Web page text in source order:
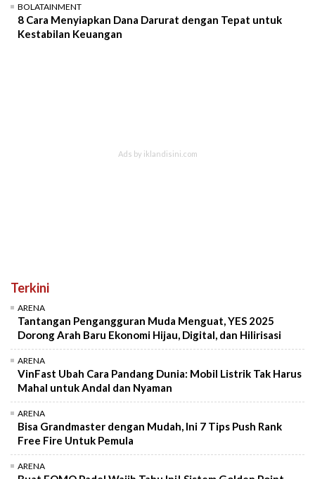
BOLATAINMENT
8 Cara Menyiapkan Dana Darurat dengan Tepat untuk
Kestabilan Keuangan
Terkini
ARENA
Tantangan Pengangguran Muda Menguat, YES 2025
Dorong Arah Baru Ekonomi Hijau, Digital, dan Hilirisasi
ARENA
VinFast Ubah Cara Pandang Dunia: Mobil Listrik Tak Harus
Mahal untuk Andal dan Nyaman
ARENA
Bisa Grandmaster dengan Mudah, Ini 7 Tips Push Rank
Free Fire Untuk Pemula
ARENA